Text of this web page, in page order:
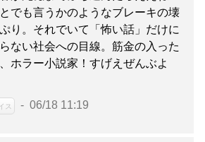
でも言うかのようなブレーキの壊
り。それでいて「怖い話」だけに
ない社会への目線。筋金の入った
ホラー小説家！すげえぜんぶよ
ス 06/18 11:19